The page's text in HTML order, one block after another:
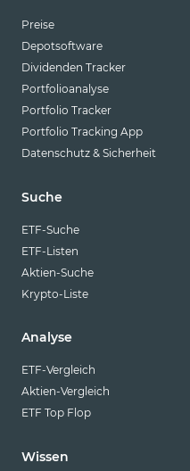
Preise
Depotsoftware
Dividenden Tracker
Portfolioanalyse
Portfolio Tracker
Portfolio Tracking App
Datenschutz & Sicherheit
Suche
ETF-Suche
ETF-Listen
Aktien-Suche
Krypto-Liste
Analyse
ETF-Vergleich
Aktien-Vergleich
ETF Top Flop
Wissen